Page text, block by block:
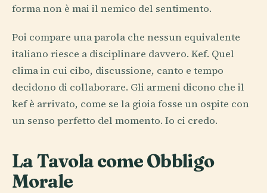
forma non è mai il nemico del sentimento.
Poi compare una parola che nessun equivalente
italiano riesce a disciplinare davvero. Kef. Quel
clima in cui cibo, discussione, canto e tempo
decidono di collaborare. Gli armeni dicono che il
kef è arrivato, come se la gioia fosse un ospite con
un senso perfetto del momento. Io ci credo.
La Tavola come Obbligo
Morale